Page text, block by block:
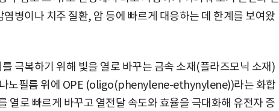
염병이나 치주 질환, 암 등에 빠르게 대응하는 데 한계를 보여왔
극복하기 위해 빛을 열로 바꾸는 금속 소재(플라즈모닉 소재)
나노필름 위에 OPE (oligo(phenylene-ethynylene))라는 화합
열로 빠르게 바꾸고 열전달 속도와 효율을 극대화해 유전자 증